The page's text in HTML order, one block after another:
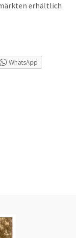
erhältlich
WhatsApp